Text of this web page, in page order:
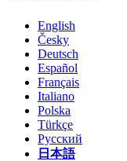
English
Česky
Deutsch
Español
Français
Italiano
Polska
Türkçe
Русский
日本語